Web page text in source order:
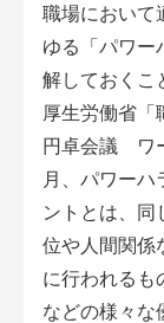
職場において
ゆる「パワー
解しておくこ
厚生労働省「
円卓会議 ワ
月、パワーハ
ントとは、同
位や人間関係
に行われるも
などの様々な